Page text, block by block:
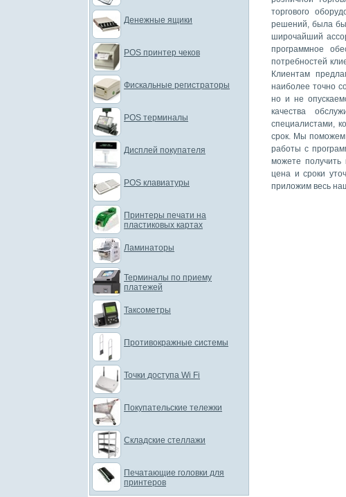
торгового
решений, была бы
широчайший
программное
потребностей
Клиентам
наиболее точно
но и не
качества
специалистами,
срок. Мы поможем
работы с
можете получить
цена и сроки
приложим весь
Денежные ящики
POS принтер чеков
Фискальные регистраторы
POS терминалы
Дисплей покупателя
POS клавиатуры
Принтеры печати на
пластиковых картах
Ламинаторы
Терминалы по приему
платежей
Таксометры
Противокражные системы
Точки доступа Wi Fi
Покупательские тележки
Складские стеллажи
Печатающие головки для
принтеров